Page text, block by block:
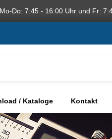
Do: 7:45 - 16:00 Uhr und Fr:
/ Kataloge Kontakt